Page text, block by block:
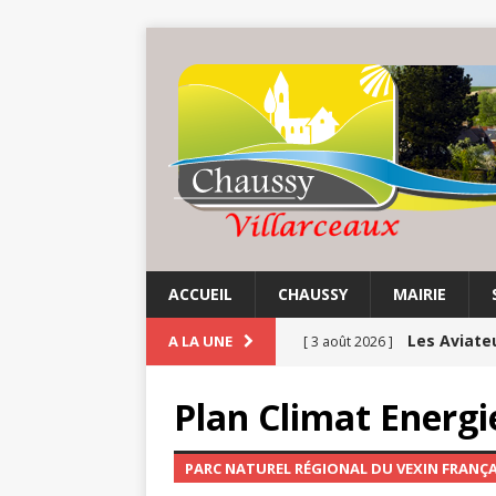
ACCUEIL CHAUSSY MAIRIE
A LA UNE [ 3 août 2026 ] Les
[ 1 août 2026 ] Balade
COMMUNE
Plan Climat
PARC NATUREL RÉGIONAL DU VEXIN